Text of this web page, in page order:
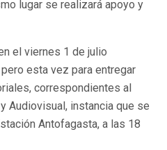
lugar se realizará apoyo y
el viernes 1 de julio
esta vez para entregar
correspondientes al
Audiovisual, instancia que se
Antofagasta, a las 18